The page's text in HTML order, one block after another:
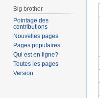
Big brother
Pointage des
contributions
Nouvelles pages
Pages populaires
Qui est en ligne?
Toutes les pages
Version